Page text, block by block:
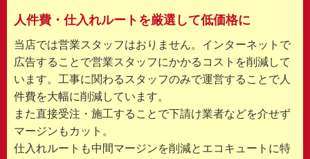
人件費・仕入れルートを厳選して低価格に
当店では営業スタッフはおりません。インターネットで
広告することで営業スタッフにかかるコストを削減して
います。工事に関わるスタッフのみで運営することで人
件費を大幅に削減しています。
また直接受注・施工することで下請け業者などを介せず
マージンもカット。
仕入れルートも中間マージンを削減とエコキュートに特